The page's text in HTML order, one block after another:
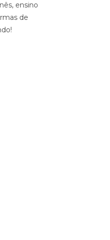
ensino
de